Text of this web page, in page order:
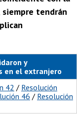
tendrán
y
en el extranjero
42 / Resolución
46 / Resolución